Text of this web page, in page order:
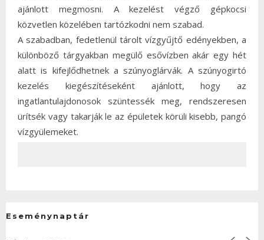
ajánlott megmosni. A kezelést végző gépkocsi
közvetlen közelében tartózkodni nem szabad.
A szabadban, fedetlenül tárolt vízgyűjtő edényekben, a
különböző tárgyakban megülő esővízben akár egy hét
alatt is kifejlődhetnek a szúnyoglárvák. A szúnyogirtó
kezelés kiegészítéseként ajánlott, hogy az
ingatlantulajdonosok szüntessék meg, rendszeresen
ürítsék vagy takarják le az épületek körüli kisebb, pangó
vízgyülemeket.
Eseménynaptár